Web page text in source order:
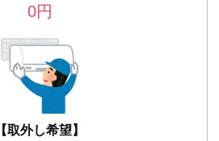
0円
【取外し希望】